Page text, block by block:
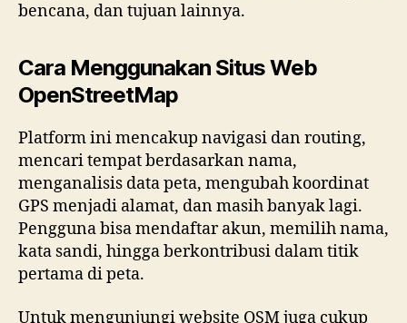
bencana, dan tujuan lainnya.
Cara Menggunakan Situs Web
OpenStreetMap
Platform ini mencakup navigasi dan routing,
mencari tempat berdasarkan nama,
menganalisis data peta, mengubah koordinat
GPS menjadi alamat, dan masih banyak lagi.
Pengguna bisa mendaftar akun, memilih nama,
kata sandi, hingga berkontribusi dalam titik
pertama di peta.
Untuk mengunjungi website OSM juga cukup